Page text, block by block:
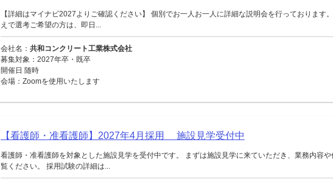
【詳細はマイナビ2027よりご確認ください】 個別でお一人お一人に詳細な説明会を行っております
えで選考ご希望の方は、即日...
会社名： 共和コンクリート工業株式会社
募集対象：2027年卒・既卒
開催日 随時
会場：Zoomを使用いたします
【看護師・准看護師】2027年4月採用 施設見学受付中
看護師・准看護師を対象とした施設見学を受付中です。 まずは施設見学に来ていただき、業務内容
覧ください。 採用試験の詳細は...